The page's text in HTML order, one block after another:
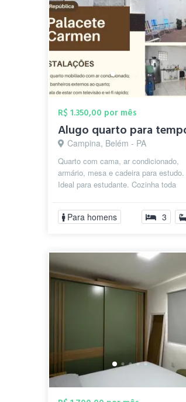
R$ 1.350,00 por mês
Campina, Belém - PA
Quarto com cama, ar condicionado,
armário, mesa e cadeira para estudo.
Ideal para estudante. Cozinha toda
panelas, gel...
Para homens 3